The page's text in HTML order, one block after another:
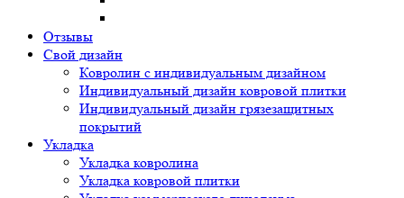
Отзывы
Свой дизайн
Ковролин с индивидуальным дизайном
Индивидуальный дизайн ковровой плитки
Индивидуальный дизайн грязезащитных
покрытий
Укладка
Укладка ковролина
Укладка ковровой плитки